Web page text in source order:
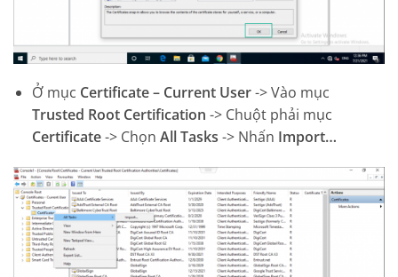
Ở mục Certificate – Current User-> Vào mục
Trusted Root Certification -> Chuột phải mục
Certificate-> Chọn All Tasks -> Nhấn Import…